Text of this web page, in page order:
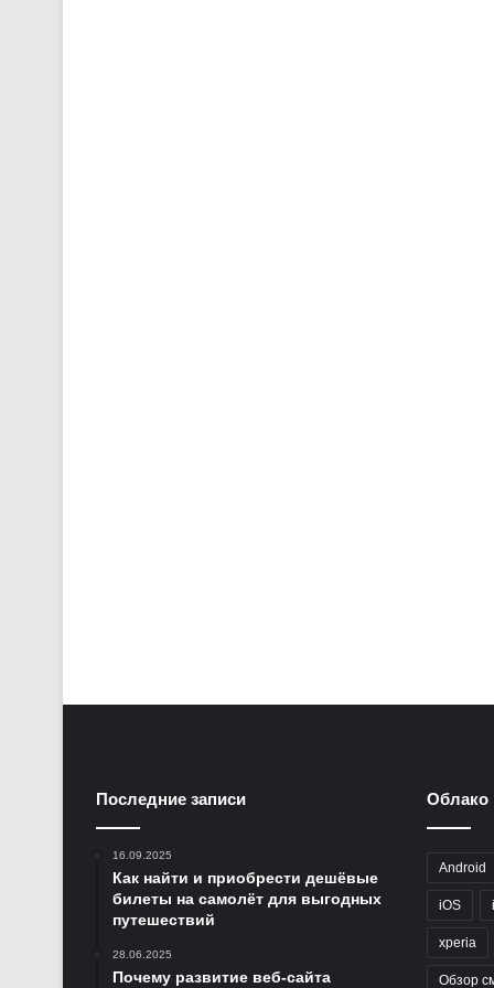
Последние записи
16.09.2025
Как найти и приобрести дешёвые
билеты на самолёт для выгодных
путешествий
28.06.2025
Почему развитие веб-сайта
Облако
Android
iOS
xperia
Обзор